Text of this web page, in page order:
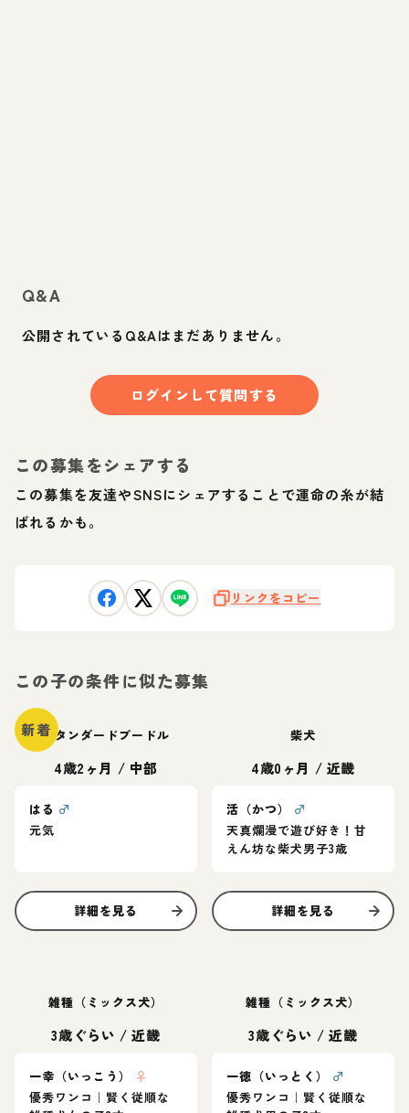
Q&A
公開されているQ&Aはまだありません。
ログインして質問する
この募集をシェアする
この募集を友達やSNSにシェアすることで運命の糸が結
ばれるかも。
リンクをコピー
この子の条件に似た募集
新着スタンダードプードル
4歳2ヶ月 / 中部
はる ♂
元気
詳細を見る
柴犬
4歳0ヶ月 / 近畿
活（かつ）
♂
天真爛漫で遊び好き！甘
えん坊な柴犬男子3歳
詳細を見る
雑種（ミックス犬）
3歳ぐらい /近畿
一幸（いっこう）
♀
優秀ワンコ｜賢く従順な
雑種（ミックス犬）
3歳ぐらい /近畿
一徳（いっとく）
♂
優秀ワンコ｜賢く従順な